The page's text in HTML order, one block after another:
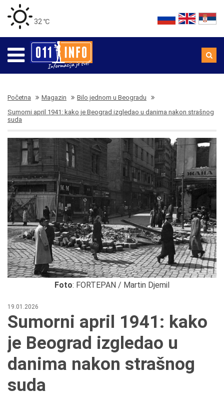
32 ℃
Početna Magazin
Bilo jednom u Beogradu
Sumorni april 1941: kako je Beograd izgledao u danima nakon strašnog
suda
Foto: FORTEPAN / Martin Djemil
19.01.2026
Sumorni april 1941: kako
je Beograd izgledao u
danima nakon strašnog
suda